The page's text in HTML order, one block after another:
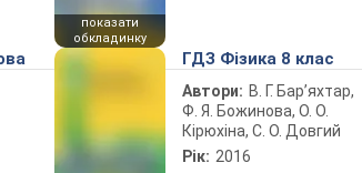
показати
обкладинку
ГДЗ Фізика 8 клас
Автори: В. Г. Бар’яхтар,
Ф. Я. Божинова, О. О.
Кірюхіна, С. О. Довгий
Рік: 2016